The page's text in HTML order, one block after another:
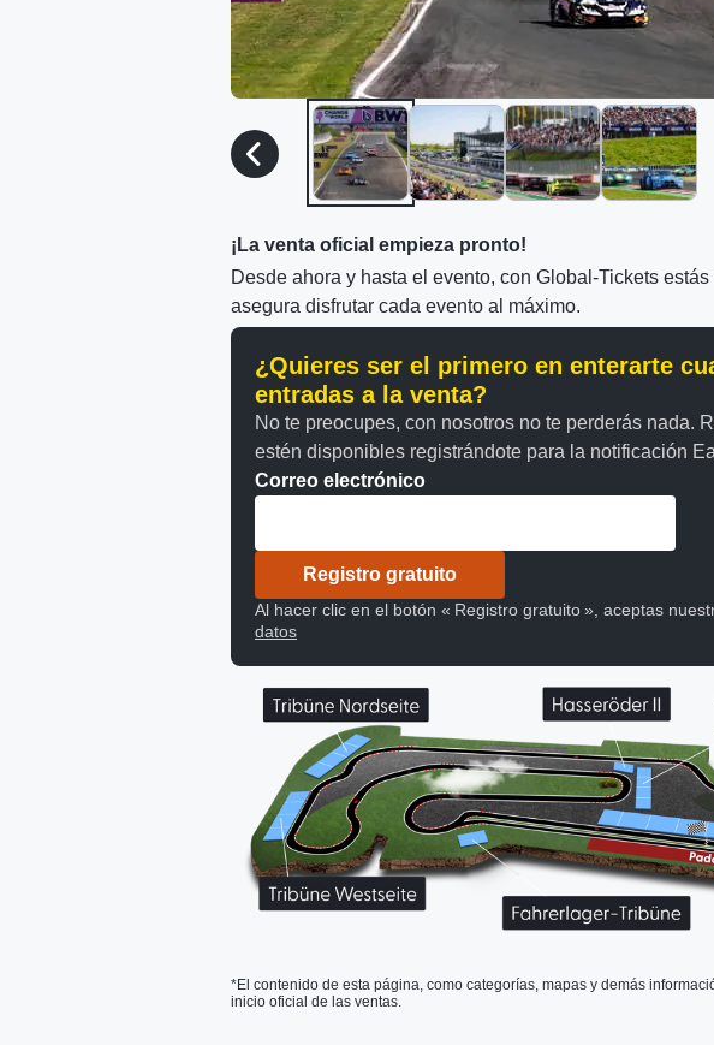
¡La venta oficial empieza pronto!
Desde ahora y hasta el evento, con Global-Tickets
asegura disfrutar cada evento al máximo.
¿Quieres ser el primero en enterarte
entradas a la venta?
No te preocupes, con nosotros no te perderás nada.
estén disponibles registrándote para la notificación
Correo electrónico
Registro gratuito
Al hacer clic en el botón « Registro gratuito », aceptas
datos
*El contenido de esta página, como categorías, mapas y demás
inicio oficial de las ventas.